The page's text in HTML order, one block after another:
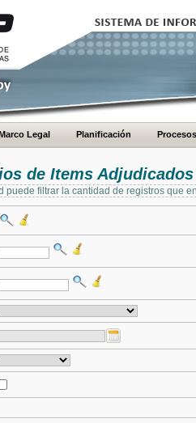
Legal Planificación Procesos
de Items Adjudicados
puede filtrar la cantidad de registros que